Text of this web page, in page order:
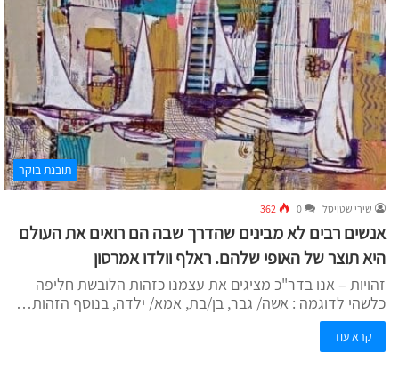
תובנת בוקר
שירי שטויסל 0
362
אנשים רבים לא מבינים שהדרך שבה הם רואים את העולם
היא תוצר של האופי שלהם. ראלף וולדו אמרסון
זהויות – אנו בדר"כ מציגים את עצמנו כזהות הלובשת חליפה
כלשהי לדוגמה : אשה/ גבר, בן/בת, אמא/ ילדה, בנוסף הזהות…
קרא עוד